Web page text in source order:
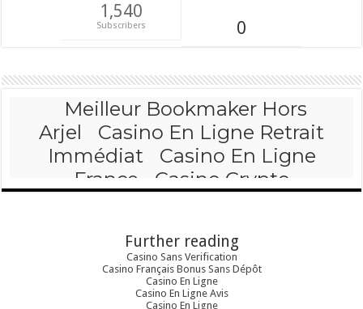
1,540
Subscribers 0
Further reading
Casino Sans Verification
Casino Français Bonus Sans Dépôt
Casino En Ligne
Casino En Ligne Avis
Casino En Ligne